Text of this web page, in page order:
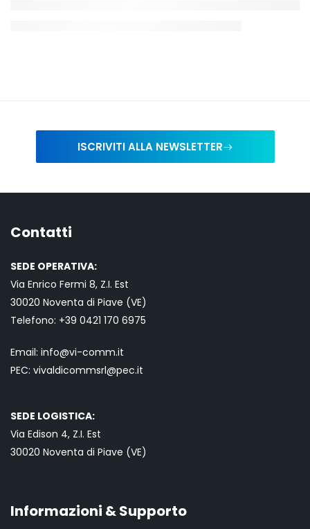
ISCRIVITI ALLA NEWSLETTER
Contatti
SEDE OPERATIVA:
Via Enrico Fermi 8, Z.I. Est
30020 Noventa di Piave (VE)
Telefono: +39 0421 170 6975
Email: info@vi-comm.it
PEC: vivaldicommsrl@pec.it
SEDE LOGISTICA:
Via Edison 4, Z.I. Est
30020 Noventa di Piave (VE)
Informazioni & Supporto